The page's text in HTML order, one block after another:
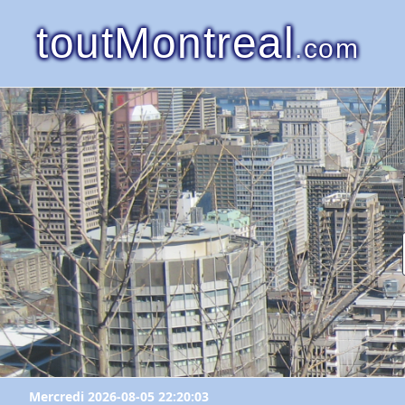
toutMontreal.com
Mercredi 2026-08-05 22:20:03